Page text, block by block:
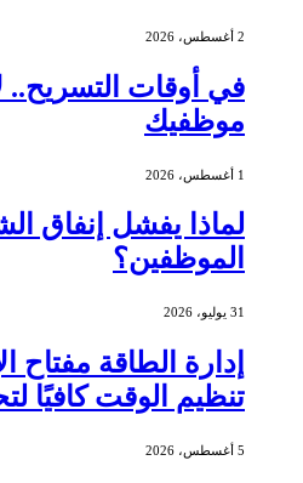
2 أغسطس، 2026
في أوقات
موظفيك
1 أغسطس، 2026
لماذا يفشل إنفاق
الموظفين؟
31 يوليو، 2026
إدارة الطاقة مفتاح
تنظيم الوقت كافيًا
5 أغسطس، 2026